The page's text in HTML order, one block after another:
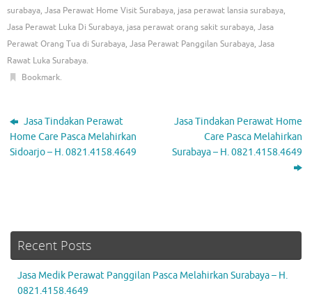
surabaya, Jasa Perawat Home Visit Surabaya, jasa perawat lansia surabaya,
Jasa Perawat Luka Di Surabaya, jasa perawat orang sakit surabaya, Jasa
Perawat Orang Tua di Surabaya, Jasa Perawat Panggilan Surabaya, Jasa
Rawat Luka Surabaya.
Bookmark.
Jasa Tindakan Perawat
Home Care Pasca Melahirkan
Sidoarjo – H. 0821.4158.4649
Jasa Tindakan Perawat Home
Care Pasca Melahirkan
Surabaya – H. 0821.4158.4649
Recent Posts
Jasa Medik Perawat Panggilan Pasca Melahirkan Surabaya – H.
0821.4158.4649